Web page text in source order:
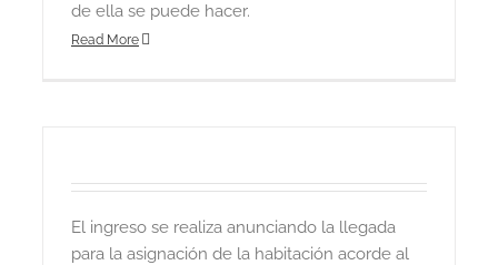
de ella se puede hacer.
Read More
El ingreso se realiza anunciando la llegada
para la asignación de la habitación acorde al